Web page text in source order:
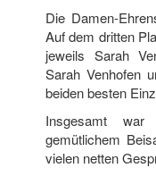
Die Damen-
Auf dem dritten
jeweils Sarah
Sarah Venhofen
beiden besten
Insgesamt
gemütlichem
vielen netten